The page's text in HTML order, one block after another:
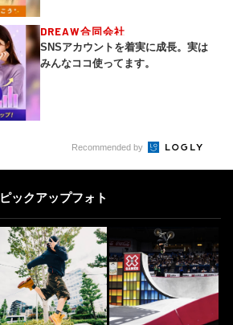
DREAW合同会社
SNSアカウントを着実に成長。実は
みんなココ使ってます。
Recommended by
ピックアップフォト